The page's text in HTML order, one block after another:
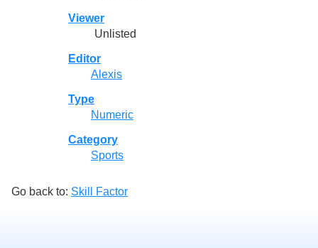
Viewer
Unlisted
Editor
Alexis
Type
Numeric
Category
Sports
Go back to: Skill Factor